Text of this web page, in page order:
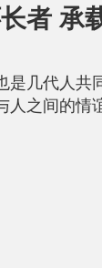
者 承
是几代人共
人之间的情
，安排义
名长者聚